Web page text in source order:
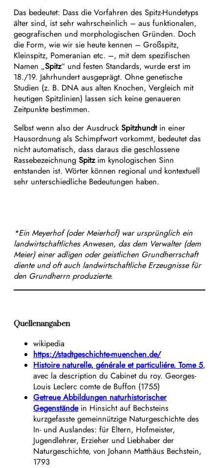
Das bedeutet: Dass die Vorfahren des Spitz-Hundetyps
älter sind, ist sehr wahrscheinlich – aus funktionalen,
geografischen und morphologischen Gründen. Doch
die Form, wie wir sie heute kennen – Großspitz,
Kleinspitz, Pomeranian etc. –, mit dem spezifischen
Namen „Spitz“ und festen Standards, wurde erst im
18./19. Jahrhundert ausgeprägt. Ohne genetische
Studien (z. B. DNA aus alten Knochen, Vergleich mit
heutigen Spitzlinien) lassen sich keine genaueren
Zeitpunkte bestimmen.
Selbst wenn also der Ausdruck Spitzhundt in einer
Hausordnung als Schimpfwort vorkommt, bedeutet das
nicht automatisch, dass daraus die geschlossene
Rassebezeichnung Spitz im kynologischen Sinn
entstanden ist. Wörter können regional und kontextuell
sehr unterschiedliche Bedeutungen haben.
*Ein Meyerhof (oder Meierhof) war ursprünglich ein
landwirtschaftliches Anwesen, das dem Verwalter (dem
Meier) einer adligen oder geistlichen Grundherrschaft
diente und oft auch landwirtschaftliche Erzeugnisse für
den Grundherrn produzierte.
Quellenangaben
wikipedia
https://stadtgeschichte-muenchen.de/
Histoire naturelle, générale et particuliére. Tome 5,
avec la description du Cabinet du roy. Georges-
Louis Leclerc comte de Buffon (1755)
Getreue Abbildungen naturhistorischer
Gegenständein Hinsicht auf Bechsteins
kurzgefasste gemeinnützige Naturgeschichte des
In- und Auslandes: für Eltern, Hofmeister,
Jugendlehrer, Erzieher und Liebhaber der
Naturgeschichte, von Johann Matthäus Bechstein,
1793